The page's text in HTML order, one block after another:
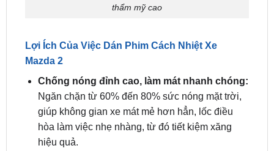
Thi công phim cách nhiệt mazda 2 chuyên nghiệp –
Lợi Ích Của Việc Dán Phim Cách Nhiệt Xe
Mazda 2
Chống nóng đỉnh cao, làm mát nhanh chóng:
Ngăn chặn từ 60% đến 80% sức nóng mặt trời,